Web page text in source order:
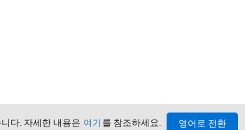
다. 자세한 내용은 여기 를 참조하세요. 영어로 전환